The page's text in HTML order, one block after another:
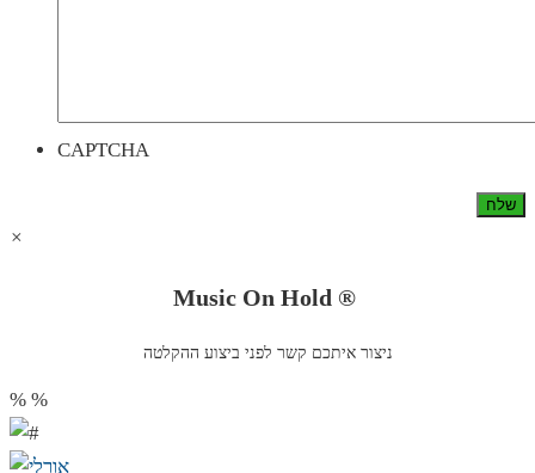
CAPTCHA
×
Music On Hold ®
ניצור איתכם קשר לפני ביצוע ההקלטה
% %